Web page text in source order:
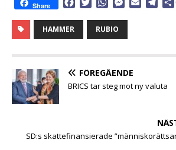
Share
e
o
k
t
r
a
t
p
p
s
g
e
m
HAMMER RUBIO
FÖREGÅENDE
BRICS tar steg mot ny valuta
SD:s skattefinansierade